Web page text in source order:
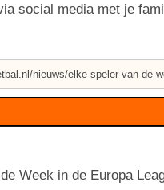
social media met je
Week in de Europa